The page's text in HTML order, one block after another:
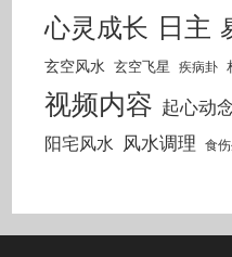
心灵成长 日主
玄空风水 玄空飞星 疾病卦
视频内容 起心动
阳宅风水 风水调理 食